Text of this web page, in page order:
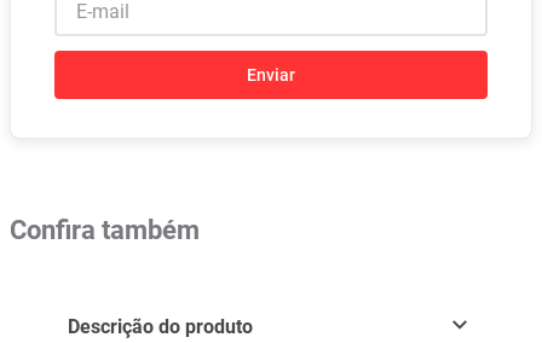
Enviar
Confira também
Descrição do produto